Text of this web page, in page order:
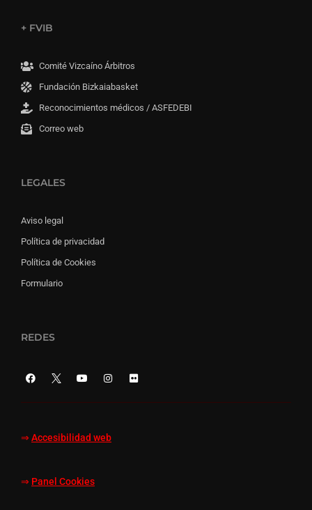
+ FVIB
Comité Vizcaíno Árbitros
Fundación Bizkaiabasket
Reconocimientos médicos / ASFEDEBI
Correo web
LEGALES
Aviso legal
Política de privacidad
Política de Cookies
Formulario
REDES
⇒ Accesibilidad web
⇒ Panel Cookies